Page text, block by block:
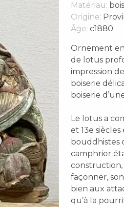
Matériau:
Origine:
Âge: c1880
Ornement
de lotus
impression
boiserie
boiserie
Le lotus a
et 13e
bouddhistes
camphrier
construction,
façonner,
bien aux
qu’à la